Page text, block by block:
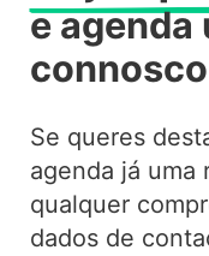
e agenda
connosco
Se queres
agenda já uma
qualquer
dados de